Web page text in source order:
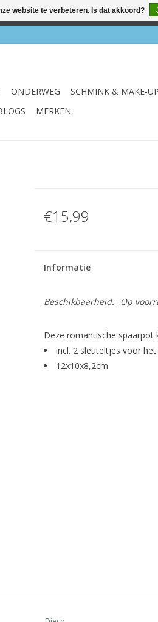
ONDERWEG SCHMINK & MAKE-UP
MERKEN
€15,99
Informatie
Beschikbaarheid: Op
Deze romantische spaarpot
incl. 2 sleuteltjes voor
12x10x8,2cm
website te verbeteren. Is dat akkoord?
✔ Gratis verzenden vanaf €75 ✔